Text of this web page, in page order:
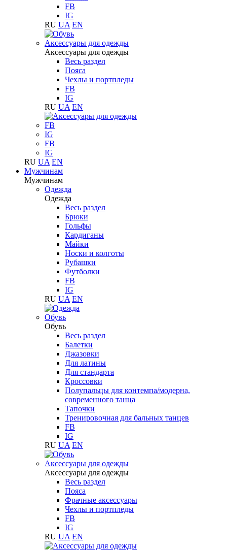
FB
IG
RU UA EN
Aксессуары для одежды
Aксессуары для одежды
Весь раздел
Пояса
Чехлы и портпледы
FB
IG
RU UA EN
FB
IG
FB
IG
RU UA EN
Мужчинам
Мужчинам
Одежда
Одежда
Весь раздел
Брюки
Гольфы
Кардиганы
Майки
Носки и колготы
Рубашки
Футболки
FB
IG
RU UA EN
Обувь
Обувь
Весь раздел
Балетки
Джазовки
Для латины
Для стандарта
Кроссовки
Полупальцы для контемпа/модерна,
современного танца
Тапочки
Тренировочная для бальных танцев
FB
IG
RU UA EN
Аксессуары для одежды
Аксессуары для одежды
Весь раздел
Пояса
Фрачные аксессуары
Чехлы и портпледы
FB
IG
RU UA EN